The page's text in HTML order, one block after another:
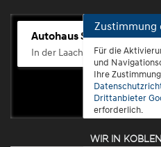
Autohaus Scherhag
In der Laach 76, 56072
Zustimmung
Für die
und
Ihre
Drittanbieter
erforderlich.
WIR IN